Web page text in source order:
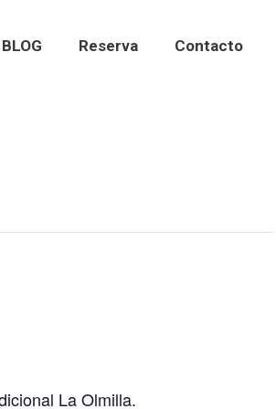
BLOG Reserva Contacto
La Olmilla.